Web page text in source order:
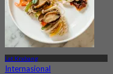
Lat Krabang
Internasional